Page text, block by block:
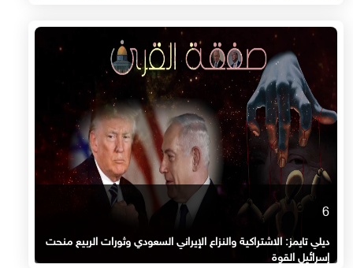
6
ديلي تايمز: الاشتراكية والنزاع الإيراني السعودي وثورات الربيع منحت
إسرائيل القوة